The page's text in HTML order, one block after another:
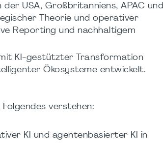
USA, Großbritanniens, APAC und
Theorie und operativer
Reporting und nachhaltigem
KI-gestützter Transformation
Ökosysteme entwickelt.
verstehen:
KI und agentenbasierter KI in